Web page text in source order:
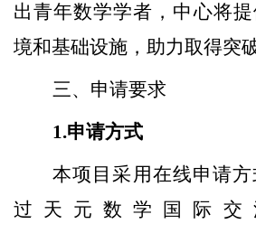
出青年数学学者，中心将
境和基础设施，助力取得突
三、申请要求
1.申请方式
本项目采用在线申请
过天元数学国际交